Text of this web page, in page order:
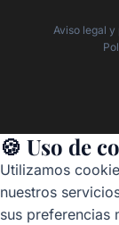
Aviso legal
🍪 Uso de
Utilizamos
nuestros
sus preferencias